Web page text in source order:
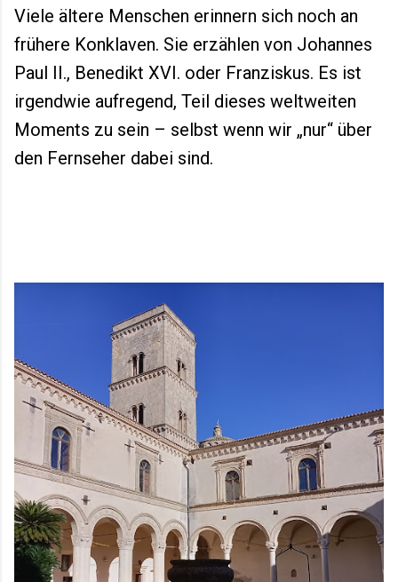
Viele ältere Menschen erinnern sich noch an
frühere Konklaven. Sie erzählen von Johannes
Paul II., Benedikt XVI. oder Franziskus. Es ist
irgendwie aufregend, Teil dieses weltweiten
Moments zu sein – selbst wenn wir „nur“ über
den Fernseher dabei sind.